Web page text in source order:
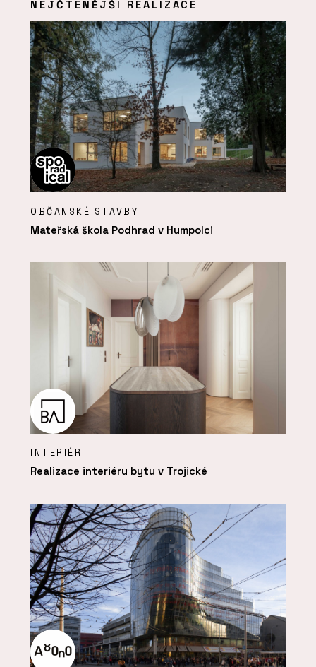
NEJČTENĚJŠÍ REALIZACE
OBČANSKÉ STAVBY
Mateřská škola Podhrad v Humpolci
INTERIÉR
Realizace interiéru bytu v Trojické